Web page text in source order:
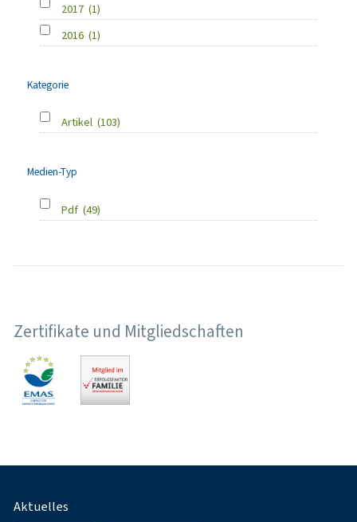
2017 (1)
2016 (1)
Kategorie
Artikel (103)
Medien-Typ
Pdf (49)
Zertifikate und Mitgliedschaften
Fußnavigation
Aktuelles